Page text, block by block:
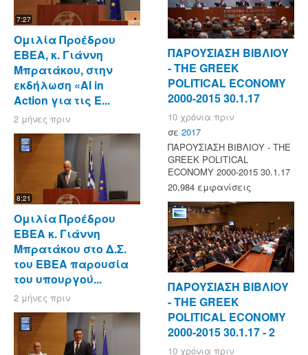
7:27
Ομιλία Προέδρου
ΕΒΕΑ, κ. Γιάννη
Μπρατάκου, στην
εκδήλωση «AI in
Action για τις Ε...
2 μήνες πριν
8:21
Ομιλία Προέδρου
ΕΒΕΑ κ. Γιάννη
Μπρατάκου στο Δ.Σ.
του ΕΒΕΑ παρουσία
του υπουργού...
2 μήνες πριν
ΠΑΡΟΥΣΙΑΣΗ ΒΙΒΛΙΟΥ
- ΤΗΕ GREEK
POLITICAL ECONOMY
2000-2015 30.1.17
10 χρόνια πριν
σε 2017
ΠΑΡΟΥΣΙΑΣΗ ΒΙΒΛΙΟΥ - ΤΗΕ
GREEK POLITICAL
ECONOMY 2000-2015 30.1.17
20,984 εμφανίσεις
ΠΑΡΟΥΣΙΑΣΗ ΒΙΒΛΙΟΥ
- ΤΗΕ GREEK
POLITICAL ECONOMY
2000-2015 30.1.17 - 2
10 χρόνια πριν